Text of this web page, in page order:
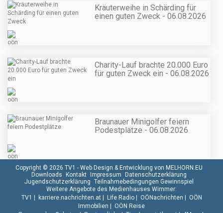
Kräuterweihe in Schärding für
einen guten Zweck - 06.08.2026
Charity-Lauf brachte 20.000 Euro
für guten Zweck ein - 06.08.2026
Braunauer Minigolfer feiern
Podestplätze - 06.08.2026
Copyright © 2026 TV1 - Web Design & Entwicklung von MELHORN.EU
Downloads Kontakt Impressum Datenschutzerklärung
Jugendschutzerklärung Teilnahmebedingungen Gewinnspiel
Weitere Angebote des Medienhauses Wimmer:
TV1 | karriere.nachrichten.at| Life Radio| OÖNachrichten | OÖN
Immobilien | OÖN Reise